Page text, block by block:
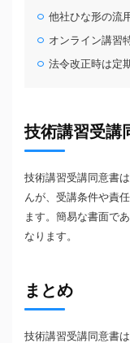
他社ひな形の流
オンライン講習
法令改正時は定
技術講習受講
技術講習受講同意書
んが、受講条件や責
ます。簡易な書面で
なります。
まとめ
技術講習受講同意書